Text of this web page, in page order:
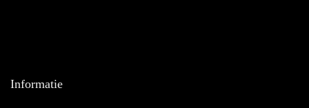
Informatie